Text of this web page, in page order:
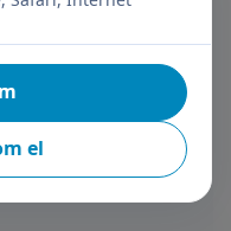
Ft VAGY 1 alk.
el